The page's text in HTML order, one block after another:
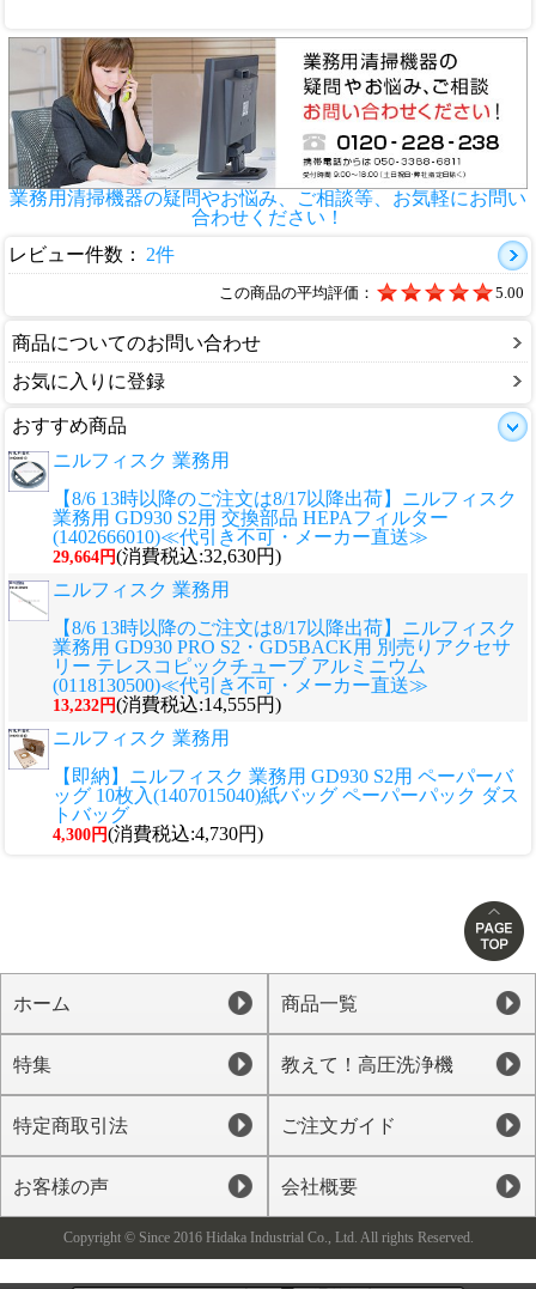
業務用清掃機器の疑問やお悩み、ご相談等、お気軽にお問い
合わせください！
レビュー件数：
2件
この商品の平均評価： 5.00
商品についてのお問い合わせ
お気に入りに登録
おすすめ商品
ニルフィスク 業務用
【8/6 13時以降のご注文は8/17以降出荷】ニルフィスク
業務用 GD930 S2用 交換部品 HEPAフィルター
(1402666010)≪代引き不可・メーカー直送≫
29,664円(消費税込:32,630円)
ニルフィスク 業務用
【8/6 13時以降のご注文は8/17以降出荷】ニルフィスク
業務用 GD930 PRO S2・GD5BACK用 別売りアクセサ
リー テレスコピックチューブ アルミニウム
(0118130500)≪代引き不可・メーカー直送≫
13,232円(消費税込:14,555円)
ニルフィスク 業務用
【即納】ニルフィスク 業務用 GD930 S2用 ペーパーバ
ッグ 10枚入(1407015040)紙バッグ ペーパーパック ダス
トバッグ
4,300円(消費税込:4,730円)
ホーム 商品一覧
特集 教えて！高圧洗浄機
特定商取引法 ご注文ガイド
お客様の声 会社概要
Copyright © Since 2016 Hidaka Industrial Co., Ltd. All rights Reserved.